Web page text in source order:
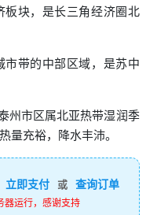
板块，是长三角经济圈北
市带的中部区域，是苏中
州市区属北亚热带湿润季
量充裕，降水丰沛。
立即支付 或 查询订单
器运行，感谢支持